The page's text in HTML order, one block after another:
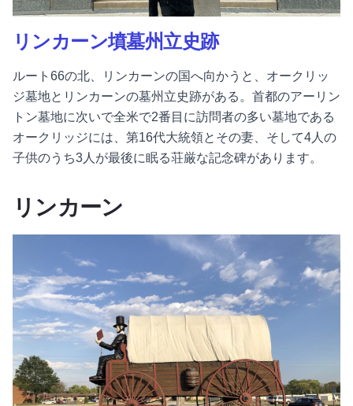
リンカーン墳墓州立史跡
ルート66の北、リンカーンの国へ向かうと、オークリッ
ジ墓地とリンカーンの墓州立史跡がある。首都のアーリン
トン墓地に次いで全米で2番目に訪問者の多い墓地である
オークリッジには、第16代大統領とその妻、そして4人の
子供のうち3人が最後に眠る荘厳な記念碑があります。
リンカーン